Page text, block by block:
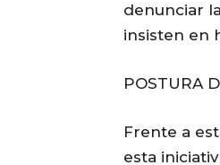
denunciar
insisten en
POSTURA
Frente a
esta